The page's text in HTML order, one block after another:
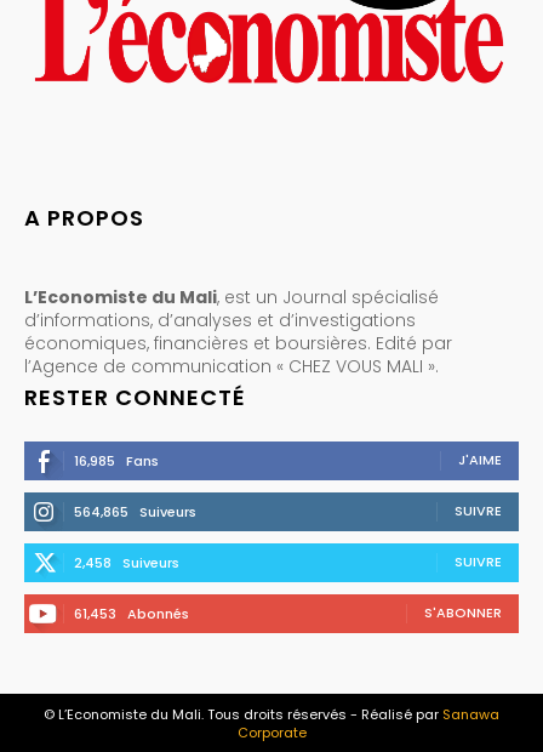
A PROPOS
L’Economiste du Mali, est un Journal spécialisé
d’informations, d’analyses et d’investigations
économiques, financières et boursières. Edité par
l’Agence de communication « CHEZ VOUS MALI ».
RESTER CONNECTÉ
16,985 Fans J'AIME
564,865 Suiveurs SUIVRE
2,458 Suiveurs SUIVRE
61,453 Abonnés S'ABONNER
© L’Economiste du Mali. Tous droits réservés - Réalisé par Sanawa
Corporate